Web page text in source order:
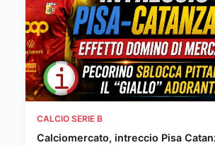
CALCIO SERIE B
Calciomercato, intreccio Pisa